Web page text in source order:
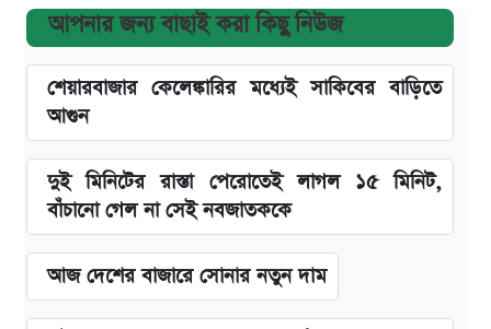
আপনার জন্য বাছাই করা কিছু নিউজ
শেয়ারবাজার কেলেঙ্কারির মধ্যেই সাকিবের বাড়িতে
আগুন
দুই মিনিটের রাস্তা পেরোতেই লাগল ১৫ মিনিট,
বাঁচানো গেল না সেই নবজাতককে
আজ দেশের বাজারে সোনার নতুন দাম